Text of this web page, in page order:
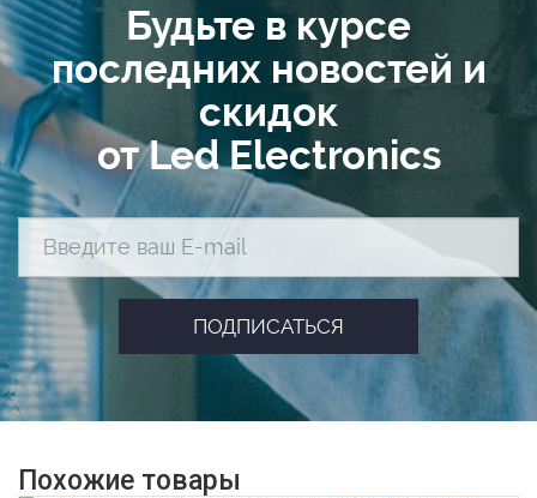
Будьте в курсе
последних новостей и
скидок
от Led Electronics
Похожие товары